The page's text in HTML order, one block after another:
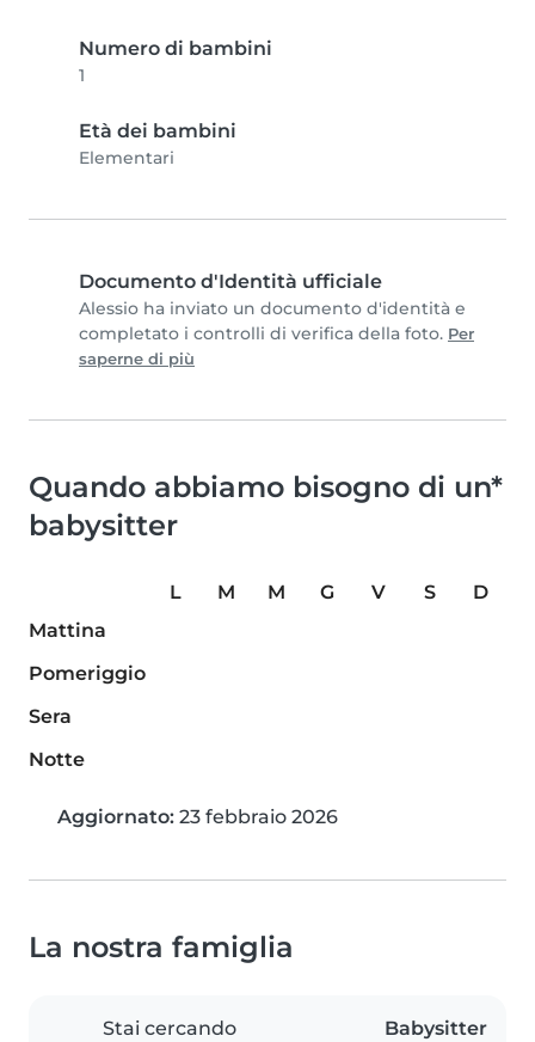
Numero di bambini
1
Età dei bambini
Elementari
Documento d'Identità ufficiale
Alessio ha inviato un documento d'identità e
completato i controlli di verifica della foto. Per
saperne di più
Quando abbiamo bisogno di un*
babysitter
L M M G V S
D
Mattina
Pomeriggio
Sera
Notte
Aggiornato: 23 febbraio 2026
La nostra famiglia
Stai cercando Babysitter